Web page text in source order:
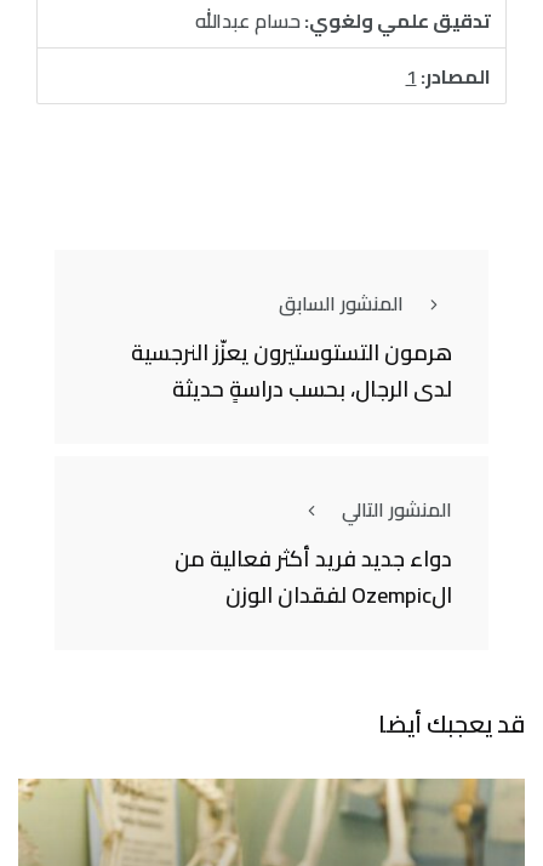
تدقيق علمي ولغوي:حسام عبدالله
المصادر:1
المنشور السابق
هرمون التستوستيرون يعزّز النرجسية
لدى الرجال، بحسب دراسةٍ حديثة
المنشور التالي
دواء جديد فريد أكثر فعالية من
الOzempic لفقدان الوزن
قد يعجبك أيضا